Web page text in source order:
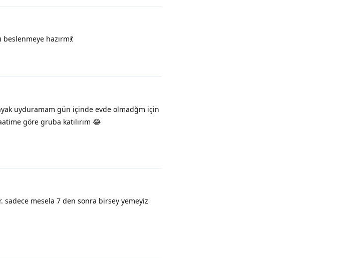
hazırm💃
uyduramam gün içinde evde olmadğm için
göre gruba katılırım 😂
mesela 7 den sonra birsey yemeyiz